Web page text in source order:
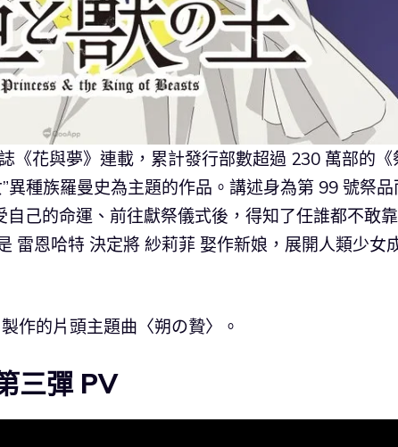
《花與夢》連載，累計發行部數超過 230 萬部的《
異種族羅曼史為主題的作品。講述身為第 99 號祭品
己的命運、前往獻祭儀式後，得知了任誰都不敢靠
雷恩哈特 決定將 紗莉菲 娶作新娘，展開人類少女
作的片頭主題曲〈朔の贄〉。
三彈 PV